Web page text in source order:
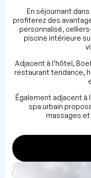
En séjournant
profiterez des
personnalisé,
piscine intérieure
Adjacent à l’hôtel,
restaurant tendance,
Également adjacent à
spa urbain
massages